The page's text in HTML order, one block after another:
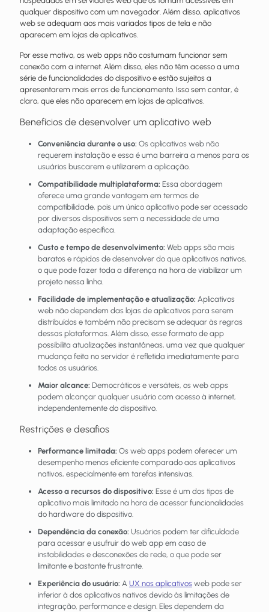
qualquer dispositivo com um navegador. Além disso, aplicativos
web se adequam aos mais variados tipos de tela e não
aparecem em lojas de aplicativos.
Por esse motivo, os web apps não costumam funcionar sem
conexão com a internet. Além disso, eles não têm acesso a uma
série de funcionalidades do dispositivo e estão sujeitos a
apresentarem mais erros de funcionamento. Isso sem contar, é
claro, que eles não aparecem em lojas de aplicativos.
Benefícios de desenvolver um aplicativo web
Conveniência durante o uso: Os aplicativos web não
requerem instalação e essa é uma barreira a menos para os
usuários buscarem e utilizarem a aplicação.
Compatibilidade multiplataforma: Essa abordagem
oferece uma grande vantagem em termos de
compatibilidade, pois um único aplicativo pode ser acessado
por diversos dispositivos sem a necessidade de uma
adaptação específica.
Custo e tempo de desenvolvimento: Web apps são mais
baratos e rápidos de desenvolver do que aplicativos nativos,
o que pode fazer toda a diferença na hora de viabilizar um
projeto nessa linha.
Facilidade de implementação e atualização: Aplicativos
web não dependem das lojas de aplicativos para serem
distribuídos e também não precisam se adequar às regras
dessas plataformas. Além disso, esse formato de app
possibilita atualizações instantâneas, uma vez que qualquer
mudança feita no servidor é refletida imediatamente para
todos os usuários.
Maior alcance: Democráticos e versáteis, os web apps
podem alcançar qualquer usuário com acesso à internet,
independentemente do dispositivo.
Restrições e desafios
Performance limitada: Os web apps podem oferecer um
desempenho menos eficiente comparado aos aplicativos
nativos, especialmente em tarefas intensivas.
Acesso a recursos do dispositivo: Esse é um dos tipos de
aplicativo mais limitado na hora de acessar funcionalidades
do hardware do dispositivo.
Dependência da conexão: Usuários podem ter dificuldade
para acessar e usufruir do web app em caso de
instabilidades e desconexões de rede, o que pode ser
limitante e bastante frustrante.
Experiência do usuário: A UX nos aplicativos web pode ser
inferior à dos aplicativos nativos devido às limitações de
integração, performance e design. Eles dependem da